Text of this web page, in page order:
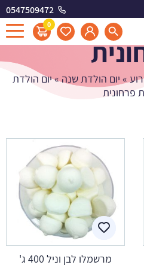
0547509472
0
ארנבת
» יום הולדת שנה»יום הולדת
פרחונית
מרשמלו לבן וניל 400 ג'